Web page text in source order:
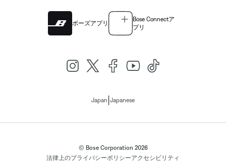
ボーズアプリ
Bose Connectア
プリ
Japan Japanese
© Bose Corporation 2026
法律上のプライバシーポリシーアクセシビリティ